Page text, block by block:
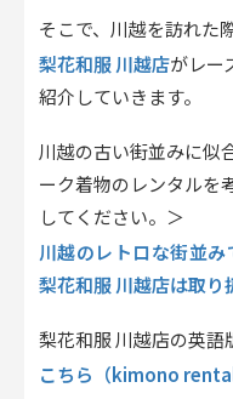
そこで、川越を訪れた
梨花和服 川越店がレー
紹介していきます。
川越の古い街並みに似
ーク着物のレンタルを
してください。＞
川越のレトロな街並み
梨花和服 川越店は取り
梨花和服 川越店の英語
こちら（kimono